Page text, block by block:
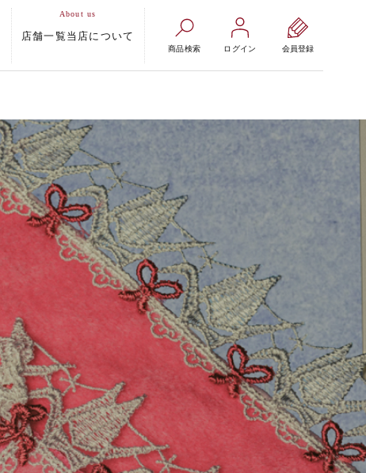
店舗一覧 当店について
商品検索 ログイン 会員登録